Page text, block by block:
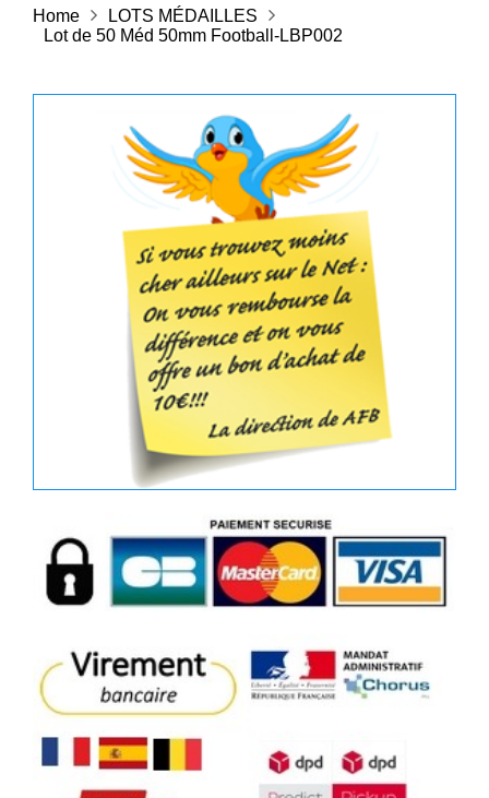
Home
LOTS MÉDAILLES
Lot de 50 Méd 50mm Football-LBP002